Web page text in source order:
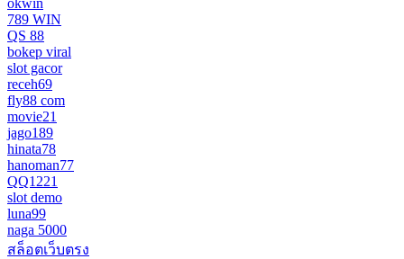
789 WIN
QS 88
bokep viral
slot gacor
receh69
fly88 com
movie21
jago189
hinata78
hanoman77
QQ1221
slot demo
luna99
naga 5000
สล็อตเว็บตรง